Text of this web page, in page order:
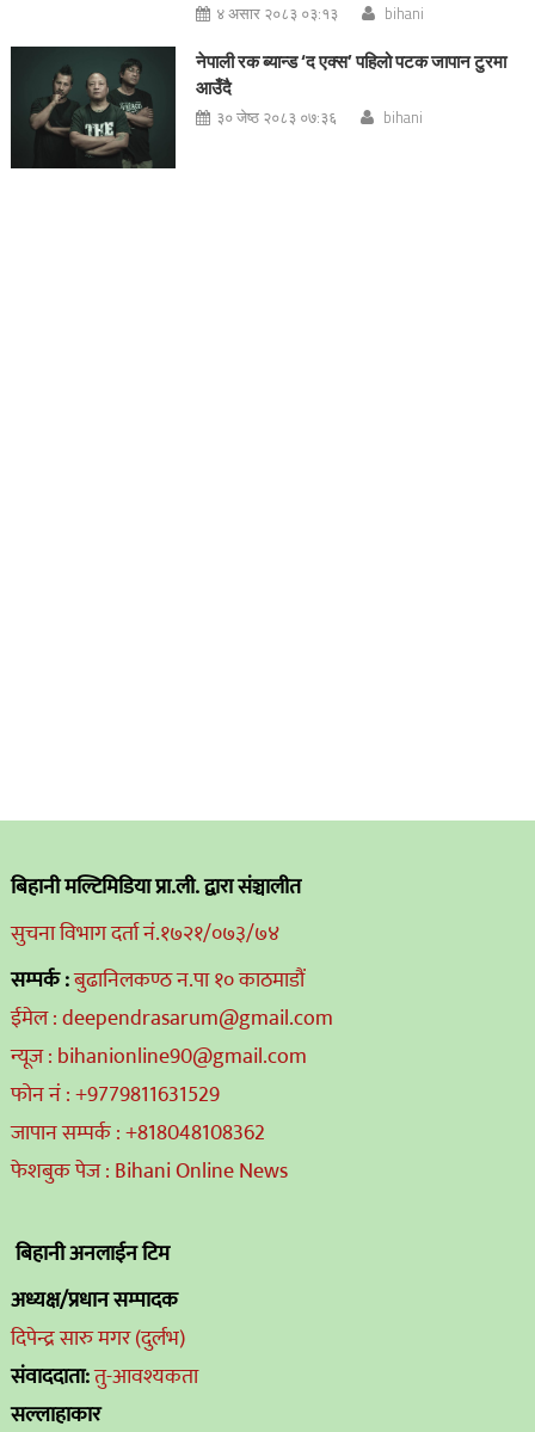
४ असार २०८३ ०३:१३ bihani
नेपाली रक ब्यान्ड ‘द एक्स’ पहिलो पटक जापान टुरमा
आउँदै
३० जेष्ठ २०८३ ०७:३६ bihani
बिहानी मल्टिमिडिया प्रा.ली. द्वारा संञ्चालीत
सुचना विभाग दर्ता नं.१७२१/०७३/७४
सम्पर्क :बुढानिलकण्ठ न.पा १० काठमाडौं
ईमेल : deependrasarum@gmail.com
न्यूज : bihanionline90@gmail.com
फोन नं : +9779811631529
जापान सम्पर्क : +818048108362
फेशबुक पेज : Bihani Online News
बिहानी अनलाईन टिम
अध्यक्ष/प्रधान सम्पादक
दिपेन्द्र सारु मगर (दुर्लभ)
संवाददाता:तु-आवश्यकता
सल्लाहाकार